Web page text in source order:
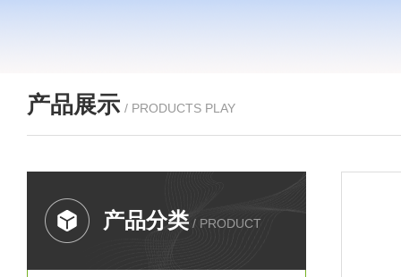
产品展示 / PRODUCTS PLAY
产品分类 / PRODUCT